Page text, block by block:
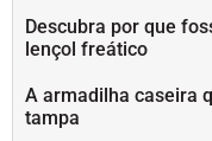
Descubra por que
lençol freático
A armadilha caseira
tampa